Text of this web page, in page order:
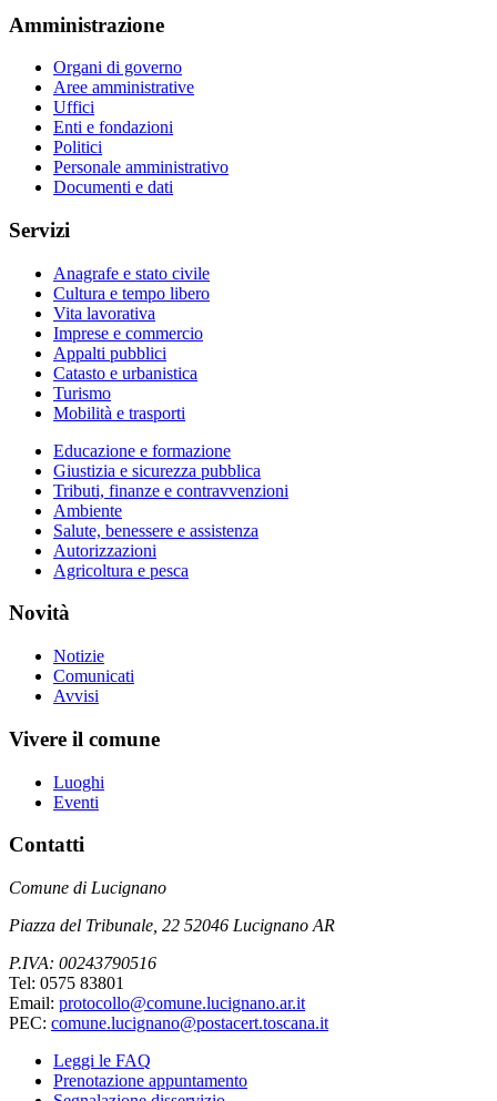
Amministrazione
Organi di governo
Aree amministrative
Uffici
Enti e fondazioni
Politici
Personale amministrativo
Documenti e dati
Servizi
Anagrafe e stato civile
Cultura e tempo libero
Vita lavorativa
Imprese e commercio
Appalti pubblici
Catasto e urbanistica
Turismo
Mobilità e trasporti
Educazione e formazione
Giustizia e sicurezza pubblica
Tributi, finanze e contravvenzioni
Ambiente
Salute, benessere e assistenza
Autorizzazioni
Agricoltura e pesca
Novità
Notizie
Comunicati
Avvisi
Vivere il comune
Luoghi
Eventi
Contatti
Comune di Lucignano
Piazza del Tribunale, 22 52046 Lucignano AR
P.IVA: 00243790516
Tel: 0575 83801
Email: protocollo@comune.lucignano.ar.it
PEC: comune.lucignano@postacert.toscana.it
Leggi le FAQ
Prenotazione appuntamento